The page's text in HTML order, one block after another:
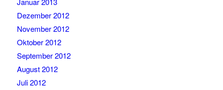
Dezember 2012
November 2012
Oktober 2012
September 2012
August 2012
Juli 2012